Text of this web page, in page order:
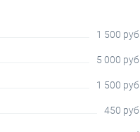
1 500 руб.
5 000 руб.
1 500 руб.
450 руб.